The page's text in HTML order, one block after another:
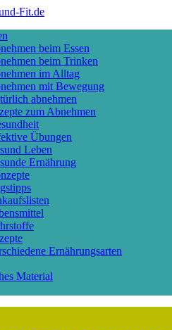
beim Essen
beim Trinken
im Alltag
mit Bewegung
abnehmen
zum Abnehmen
Übungen
Leben
Ernährung
Ernährungsarten
Material